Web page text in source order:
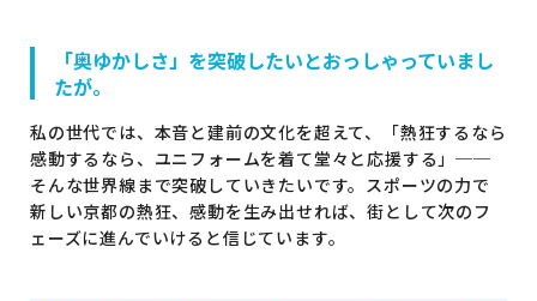
「奥ゆかしさ」を突破したいとおっしゃっていまし
たが。
私の世代では、本音と建前の文化を超えて、「熱狂するなら
感動するなら、ユニフォームを着て堂々と応援する」──
そんな世界線まで突破していきたいです。スポーツの力で
新しい京都の熱狂、感動を生み出せれば、街として次のフ
ェーズに進んでいけると信じています。